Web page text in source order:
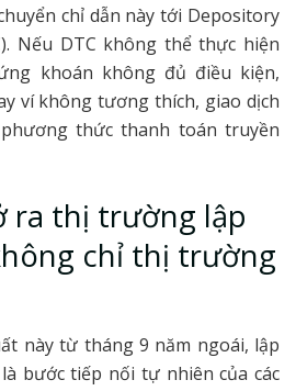
chỉ dẫn này tới Depository
Nếu DTC không thể thực hiện
khoán không đủ điều kiện,
ví không tương thích, giao dịch
thức thanh toán truyền
ra thị trường lập
chỉ thị trường
này từ tháng 9 năm ngoái, lập
bước tiếp nối tự nhiên của các